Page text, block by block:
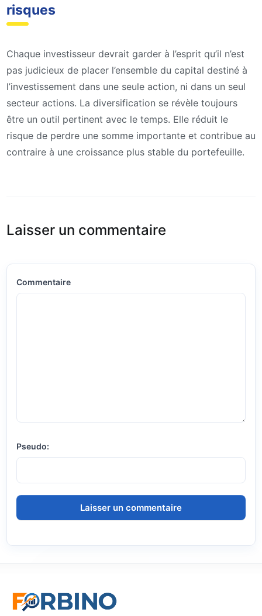
risques
Chaque investisseur devrait garder à l’esprit qu’il n’est
pas judicieux de placer l’ensemble du capital destiné à
l’investissement dans une seule action, ni dans un seul
secteur actions. La diversification se révèle toujours
être un outil pertinent avec le temps. Elle réduit le
risque de perdre une somme importante et contribue au
contraire à une croissance plus stable du portefeuille.
Laisser un commentaire
Commentaire
Pseudo: